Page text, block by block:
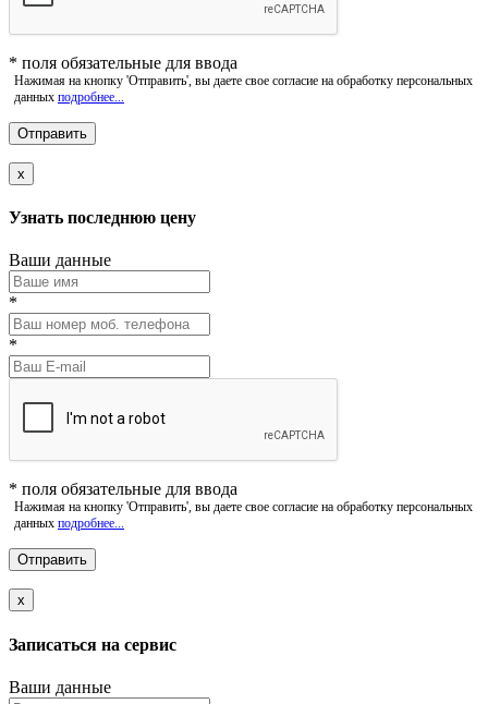
* поля обязательные для ввода
Нажимая на кнопку 'Отправить', вы даете свое согласие на обработку персональных
данных подробнее...
x
Узнать последнюю цену
Ваши данные
*
*
* поля обязательные для ввода
Нажимая на кнопку 'Отправить', вы даете свое согласие на обработку персональных
данных подробнее...
x
Записаться на сервис
Ваши данные